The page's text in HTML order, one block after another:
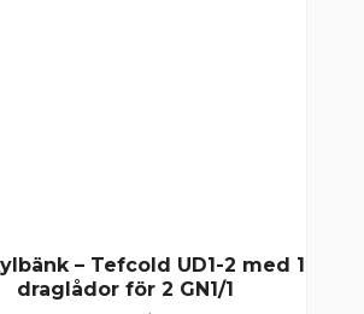
– Tefcold UD1-2 med 1
draglådor för 2 GN1/1